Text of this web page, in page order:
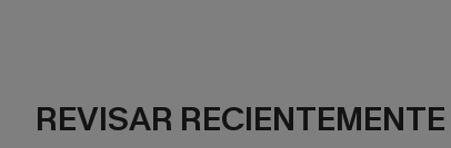
REVISAR RECIENTEMENTE